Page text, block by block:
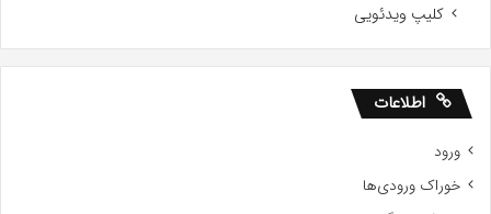
کلیپ ویدئویی
اطلاعات
ورود
خوراک ورودی‌ها